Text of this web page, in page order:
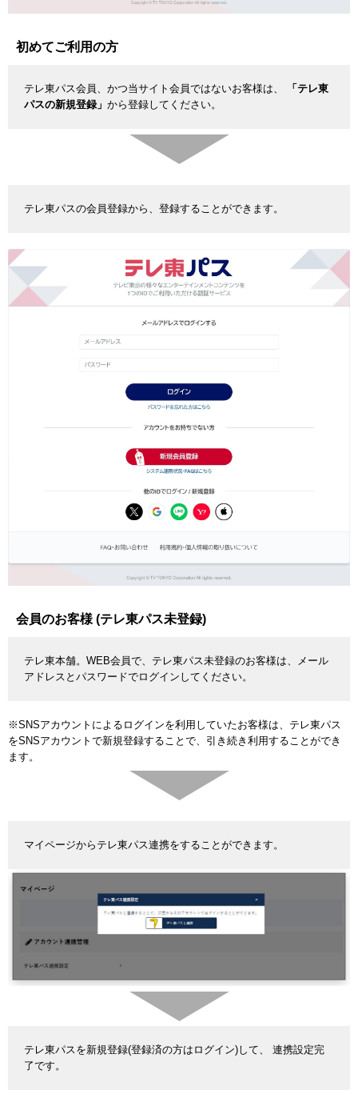
初めてご利用の方
テレ東パス会員、かつ当サイト会員ではないお客様は、
「テレ東
パスの新規登録」 から登録してください。
テレ東パスの会員登録から、登録することができます。
会員のお客様 (テレ東パス未登録)
テレ東本舗。WEB会員で、テレ東パス未登録のお客様は、メール
アドレスとパスワードでログインしてください。
※SNSアカウントによるログインを利用していたお客様は、テレ東パス
をSNSアカウントで新規登録することで、引き続き利用することができ
ます。
マイページからテレ東パス連携をすることができます。
テレ東パスを新規登録(登録済の方はログイン)して、 連携設定完
了です。